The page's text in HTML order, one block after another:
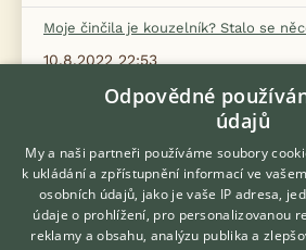
Moje činčila je kouzelník? Stalo se
10.8.2022 22:53
Jaké pohlaví k druhé činčile
Zobrazit více
Odpovědné
údajů
My a naši partneři používáme soubory
k ukládání a zpřístupnění informací ve
osobních údajů, jako je vaše IP adresa,
údaje o prohlížení, pro personalizovanou
reklamy a obsahu, analýzu publika a